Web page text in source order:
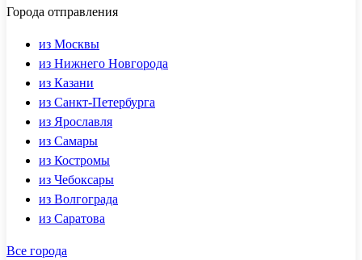
Города отправления
из Москвы
из Нижнего Новгорода
из Казани
из Санкт-Петербурга
из Ярославля
из Самары
из Костромы
из Чебоксары
из Волгограда
из Саратова
Все города